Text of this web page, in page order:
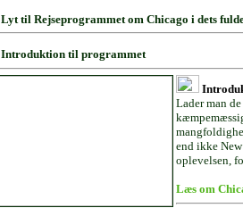
Lyt til Rejseprogrammet om Chicago i dets
Introduktion til programmet
Lader man
end ikke
oplevelsen,
Læs om